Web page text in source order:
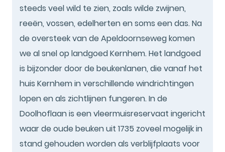
steeds veel wild te zien, zoals wilde zwijnen,
reeën, vossen, edelherten en soms een das. Na
de oversteek van de Apeldoornseweg komen
we al snel op landgoed Kernhem. Het landgoed
is bijzonder door de beukenlanen, die vanaf het
huis Kernhem in verschillende windrichtingen
lopen en als zichtlijnen fungeren. In de
Doolhoflaan is een vleermuisreservaat ingericht
waar de oude beuken uit 1735 zoveel mogelijk in
stand gehouden worden als verblijfplaats voor